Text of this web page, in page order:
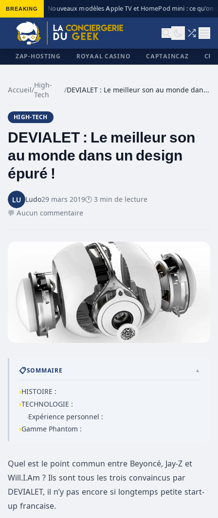
BREAKING Nouveaux modèles Apple TV et HomePod mini : ce qu’on
ZAP-HOSTING ROYAAL CASINO CAPTAINCAZ
Accueil/
High-
Tech
/ DEVIALET : Le meilleur son au monde dans un design épuré !
HIGH-TECH
DEVIALET : Le meilleur son
au monde dans un design
épuré !
Ludo29 mars 2019🕐 3 min de lecture
💬 Aucun commentaire
📋SOMMAIRE ▲
›HISTOIRE :
›TECHNOLOGIE :
·Expérience personnel :
›Gamme Phantom :
Quel est le point commun entre Beyoncé, Jay-Z et
Will.I.Am ? Ils sont tous les trois convaincus par
DEVIALET, il n’y pas encore si longtemps petite start-
up francaise.